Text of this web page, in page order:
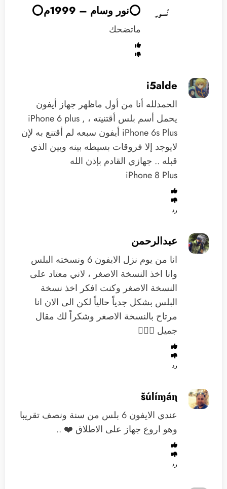
⭕️نور وسام – 1999م⭕️
ماتضحك
i5alde
الحمدلله أنا من أول ماظهر جهاز أيفون
يحمل أسم بلس أقتنيته ، iPhone 6 plus ,
iPhone 6s Plus أيفون سبعه لم أقتنع به لإن
لايوجد إلا فروقات بسيطه بينه وبين الذي
قبله .. جهازي القادم بإذن الله
iPhone 8 Plus
رد
عبدالرحمن
انا من يوم نزل الايفون 6 ونسخته البلس
وانا اخذ النسخة الاصغر ، لاني معتاد على
النسخة الاصغر وكنت افكر اخذ نسخة
البلس بشكل جدياً حالياً لكن الى الان انا
مرتاح بالنسخة الاصغر وشكراً لك مقال
جميل 👌🏻🌹
رد
šúlíɱáɳ
عندي الايفون 6 بلس من سنة ونصف تقريبا
وهو اروع جهاز على الاطلاق ❤️ ..
رد